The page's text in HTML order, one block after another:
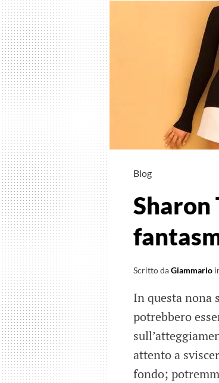
Blog
Sharon
Scritto daGiammario
In questa nona
potrebbero
attento a
fondo;